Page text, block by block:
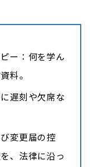
ー：何を学ん
料。
遅刻や欠席な
変更届の控
、法律に沿っ